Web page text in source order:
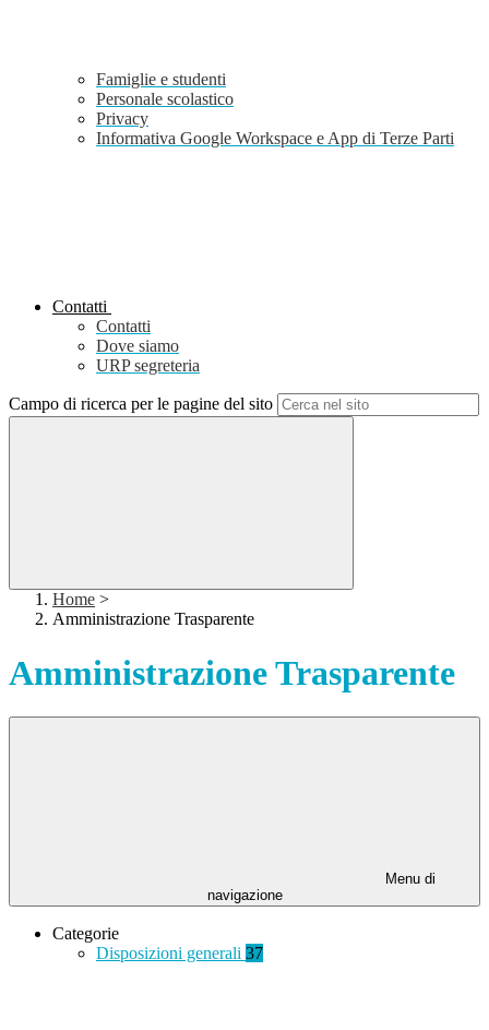
Famiglie e studenti
Personale scolastico
Privacy
Informativa Google Workspace e App di Terze Parti
Contatti
Contatti
Dove siamo
URP segreteria
Campo di ricerca per le pagine del sito
Home >
Amministrazione Trasparente
Amministrazione Trasparente
Menu di
navigazione
Categorie
Disposizioni generali 37